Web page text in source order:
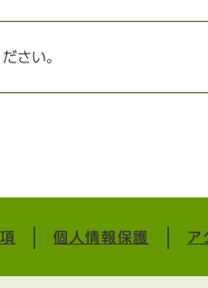
さい。
個人情報保護 ア